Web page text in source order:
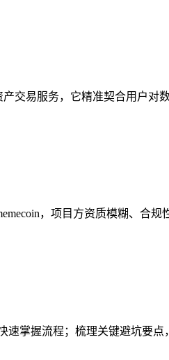
交易服务，它精准契合用户对
，项目方资质模糊、合规
掌握流程；梳理关键避坑要点